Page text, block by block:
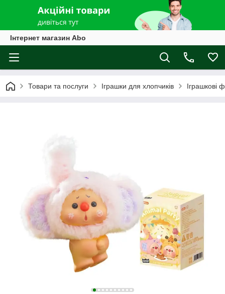
Інтернет магазин Abo
Товари та послуги Іграшки для хлопчиків Іграшкові